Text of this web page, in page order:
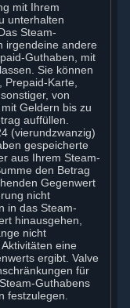
mit Ihrem
unterhalten
Steam-
irgendeine andere
Guthaben, mit
Sie können
Prepaid-Karte,
von
Geldern bis zu
auffüllen.
(vierundzwanzig)
gespeicherte
aus Ihrem Steam-
den Betrag
Gegenwert
nicht
in das Steam-
hinausgehen,
nicht
eine
ergibt. Valve
für
Guthabens
festzulegen.